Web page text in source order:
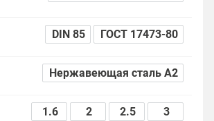
DIN 85 ГОСТ 17473-80
Нержавеющая сталь А2
1.6 2 2.5
3